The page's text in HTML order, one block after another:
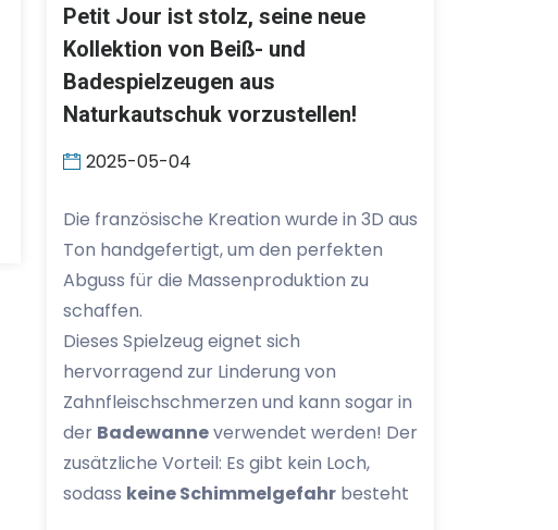
Petit Jour ist stolz, seine neue
Kollektion von Beiß- und
Badespielzeugen aus
Naturkautschuk vorzustellen!
2025-05-04
Die französische Kreation wurde in 3D aus
Ton handgefertigt, um den perfekten
Abguss für die Massenproduktion zu
schaffen.
Dieses Spielzeug eignet sich
hervorragend zur Linderung von
Zahnfleischschmerzen und kann sogar in
der Badewanneverwendet werden! Der
zusätzliche Vorteil: Es gibt kein Loch,
sodass keine Schimmelgefahr besteht